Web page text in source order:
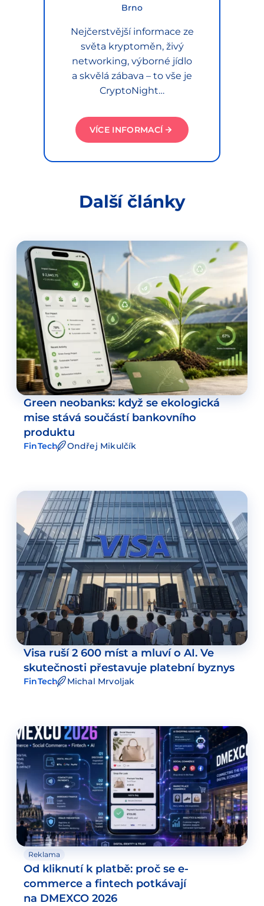
Brno
Nejčerstvější informace ze
světa kryptoměn, živý
networking, výborné jídlo
a skvělá zábava – to vše je
CryptoNight…
VÍCE INFORMACÍ
Další články
Green neobanks: když se ekologická
mise stává součástí bankovního
produktu
FinTech Ondřej Mikulčík
Visa ruší 2 600 míst a mluví o AI. Ve
skutečnosti přestavuje platební byznys
FinTech Michal Mrvoljak
Reklama
Od kliknutí k platbě: proč se e-
commerce a fintech potkávají
na DMEXCO 2026